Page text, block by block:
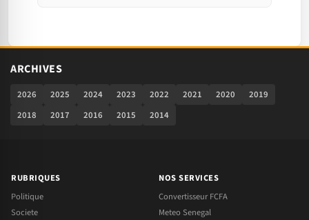
ARCHIVES
2026 2025 2024 2023 2022 2021 2020
2019
2018
2017 2016 2015 2014
RUBRIQUES
Politique
Societe
NOS SERVICES
Convertisseur FCFA
Meteo Senegal